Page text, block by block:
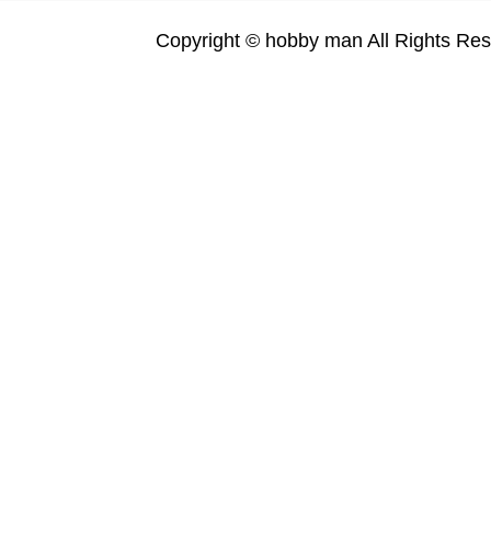
Copyright © hobby man All Rights